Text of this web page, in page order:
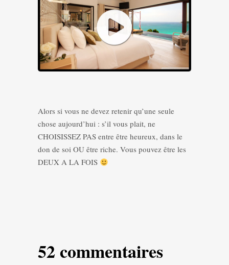
Alors si vous ne devez retenir qu’une seule
chose aujourd’hui : s’il vous plait, ne
CHOISISSEZ PAS entre être heureux, dans le
don de soi OU être riche. Vous pouvez être les
DEUX A LA FOIS
52 commentaires